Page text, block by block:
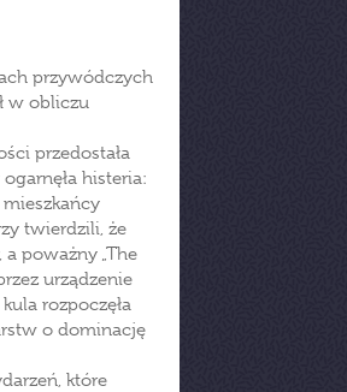
przywódczych
w obliczu
przedostała
histeria:
twierdzili, że
poważny „The
urządzenie
rozpoczęła
o dominację
które